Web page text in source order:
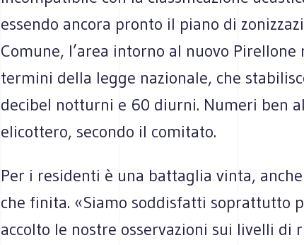
essendo ancora pronto il piano di
Comune, l’area intorno al nuovo
termini della legge nazionale, che
decibel notturni e 60 diurni. Numeri ben
elicottero, secondo il comitato.
Per i residenti è una battaglia vinta,
che finita. «Siamo soddisfatti soprattutto
accolto le nostre osservazioni sui livelli di